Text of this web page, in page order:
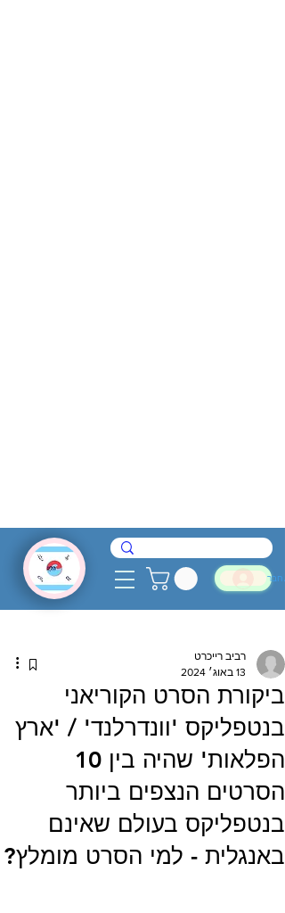
ביקורת הסרט הקוריאני
בנטפליקס 'וונדרלנד' / 'ארץ
הפלאות' שהיה בין 10
הסרטים הנצפים ביותר
בנטפליקס בעולם שאינם
באנגלית - למי הסרט מומלץ?
רביב רייכרט
13 באוג׳ 2024